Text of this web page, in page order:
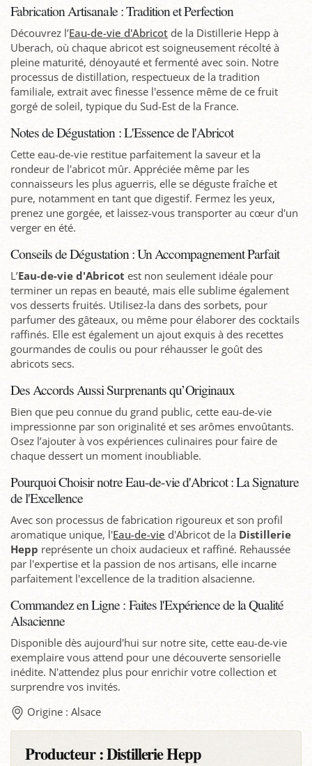
Fabrication Artisanale : Tradition et Perfection
Découvrez l’Eau-de-vie d'Abricot de la Distillerie Hepp à
Uberach, où chaque abricot est soigneusement récolté à
pleine maturité, dénoyauté et fermenté avec soin. Notre
processus de distillation, respectueux de la tradition
familiale, extrait avec finesse l'essence même de ce fruit
gorgé de soleil, typique du Sud-Est de la France.
Notes de Dégustation : L'Essence de l'Abricot
Cette eau-de-vie restitue parfaitement la saveur et la
rondeur de l'abricot mûr. Appréciée même par les
connaisseurs les plus aguerris, elle se déguste fraîche et
pure, notamment en tant que digestif. Fermez les yeux,
prenez une gorgée, et laissez-vous transporter au cœur d'un
verger en été.
Conseils de Dégustation : Un Accompagnement Parfait
L’Eau-de-vie d'Abricot est non seulement idéale pour
terminer un repas en beauté, mais elle sublime également
vos desserts fruités. Utilisez-la dans des sorbets, pour
parfumer des gâteaux, ou même pour élaborer des cocktails
raffinés. Elle est également un ajout exquis à des recettes
gourmandes de coulis ou pour réhausser le goût des
abricots secs.
Des Accords Aussi Surprenants qu’Originaux
Bien que peu connue du grand public, cette eau-de-vie
impressionne par son originalité et ses arômes envoûtants.
Osez l’ajouter à vos expériences culinaires pour faire de
chaque dessert un moment inoubliable.
Pourquoi Choisir notre Eau-de-vie d'Abricot : La Signature
de l'Excellence
Avec son processus de fabrication rigoureux et son profil
aromatique unique, l'Eau-de-vie d'Abricot de la Distillerie
Hepp représente un choix audacieux et raffiné. Rehaussée
par l'expertise et la passion de nos artisans, elle incarne
parfaitement l'excellence de la tradition alsacienne.
Commandez en Ligne : Faites l'Expérience de la Qualité
Alsacienne
Disponible dès aujourd'hui sur notre site, cette eau-de-vie
exemplaire vous attend pour une découverte sensorielle
inédite. N'attendez plus pour enrichir votre collection et
surprendre vos invités.
Origine : Alsace
Producteur :Distillerie Hepp